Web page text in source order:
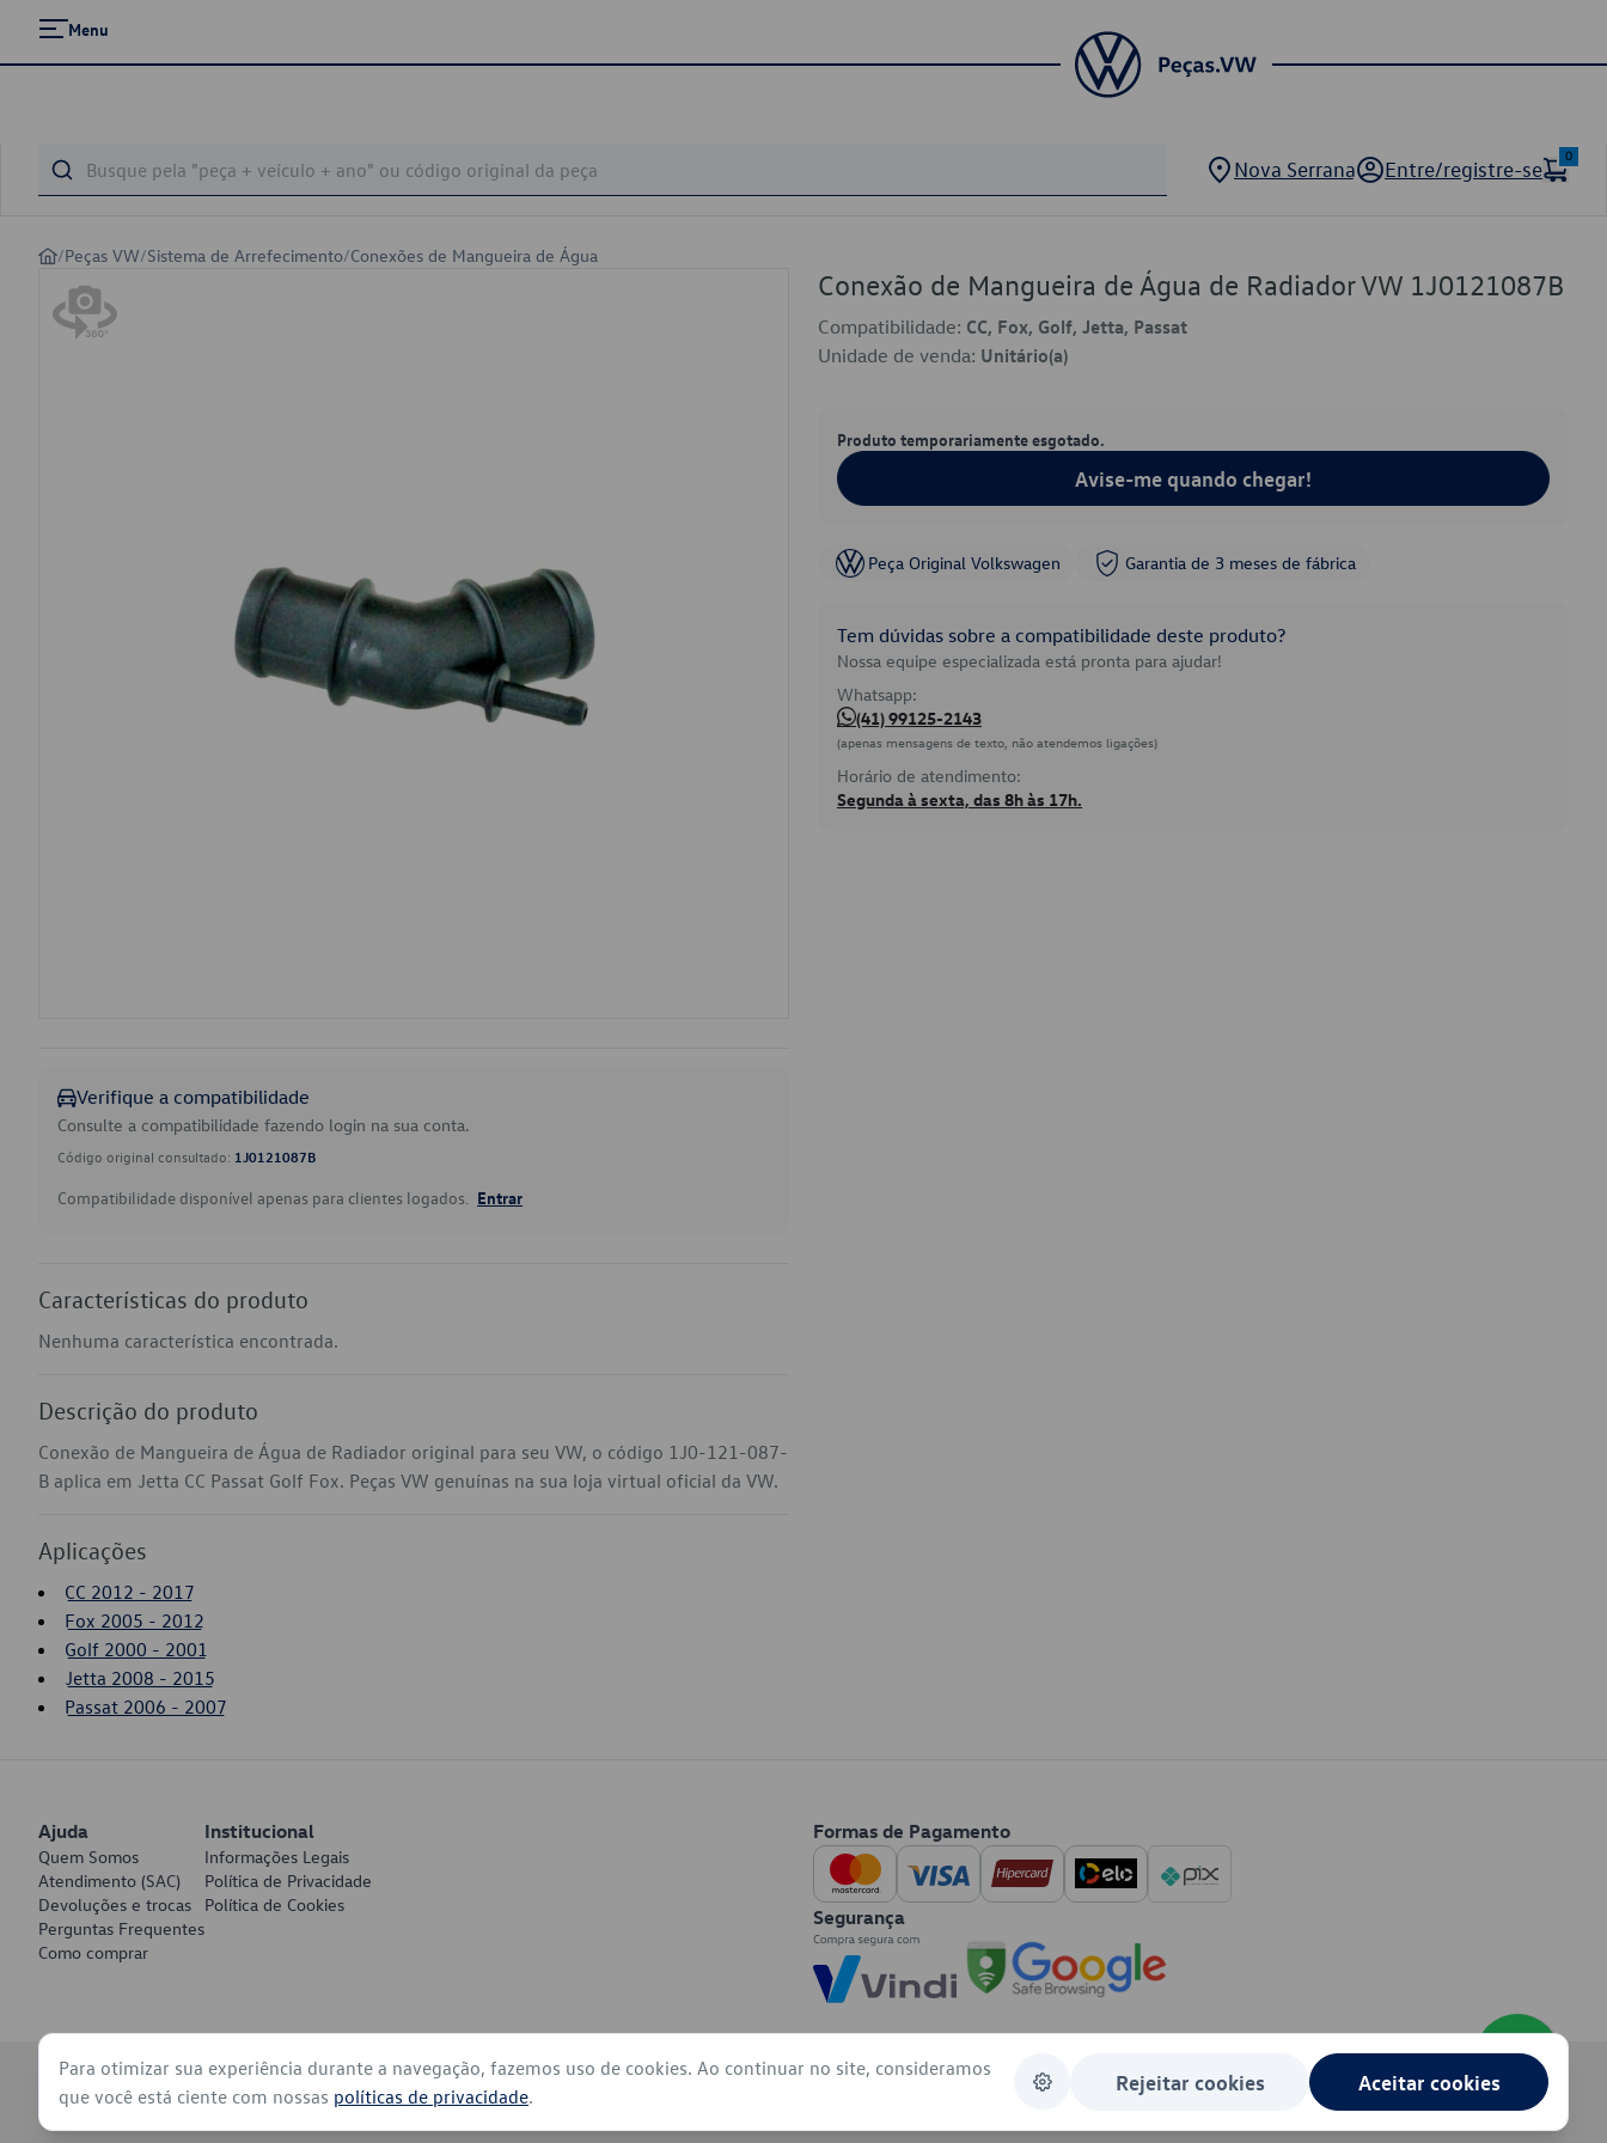
Menu
Nova Serrana Entre/registre-se
0
/Peças VW/Sistema de Arrefecimento/Conexões de Mangueira de Água
Verifique a compatibilidade
Consulte a compatibilidade fazendo login na sua conta.
Código original consultado: 1J0121087B
Compatibilidade disponível apenas para clientes logados. Entrar
Características do produto
Nenhuma característica encontrada.
Descrição do produto
Conexão de Mangueira de Água de Radiador original para seu VW, o código 1J0-121-087-
B aplica em Jetta CC Passat Golf Fox. Peças VW genuínas na sua loja virtual oficial da VW.
Aplicações
CC 2012 - 2017
Fox 2005 - 2012
Golf 2000 - 2001
Jetta 2008 - 2015
Passat 2006 - 2007
Conexão de Mangueira de Água de Radiador VW 1J0121087B
Compatibilidade: CC, Fox, Golf, Jetta, Passat
Unidade de venda: Unitário(a)
Produto temporariamente esgotado.
Avise-me quando chegar!
Peça Original Volkswagen Garantia de 3 meses de fábrica
Tem dúvidas sobre a compatibilidade deste produto?
Nossa equipe especializada está pronta para ajudar!
Whatsapp:
(41) 99125-2143
(apenas mensagens de texto, não atendemos ligações)
Horário de atendimento:
Segunda à sexta, das 8h às 17h.
Ajuda
Quem Somos
Atendimento (SAC)
Devoluções e trocas
Perguntas Frequentes
Como comprar
Institucional
Informações Legais
Política de Privacidade
Política de Cookies
Formas de Pagamento
Segurança
© 2026 - Volkswagen do Brasil - Todos os direitos reservados
Para otimizar sua experiência durante a navegação, fazemos uso de cookies. Ao continuar no site, consideramos
que você está ciente com nossas políticas de privacidade.
Rejeitar cookies Aceitar cookies